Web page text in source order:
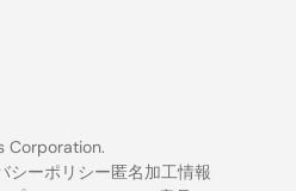
Corporation.
シーポリシー匿名加工情報